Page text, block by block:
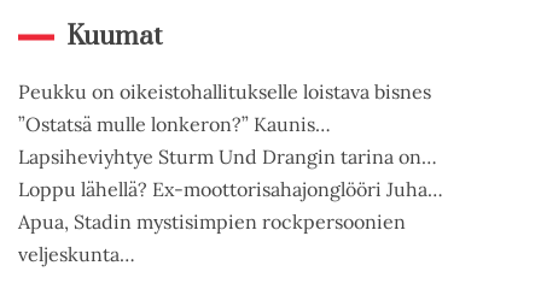
Kuumat
Peukku on oikeistohallitukselle loistava bisnes
”Ostatsä mulle lonkeron?” Kaunis…
Lapsiheviyhtye Sturm Und Drangin tarina on…
Loppu lähellä? Ex-moottorisahajonglööri Juha…
Apua, Stadin mystisimpien rockpersoonien
veljeskunta…